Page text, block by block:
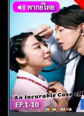
พากย์ไทย
EP.1-10